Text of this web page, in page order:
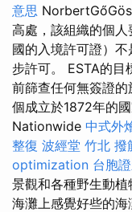
意思
高處，該組織的個
國的入境許可證）
步許可。 ESTA的目
前篩查任何無簽證
個成立於1872年的
Nationwide 中式外
整復 波經堂 竹北 撥
optimization 台胞
景觀和各種野生動
海灘上感覺好些的海